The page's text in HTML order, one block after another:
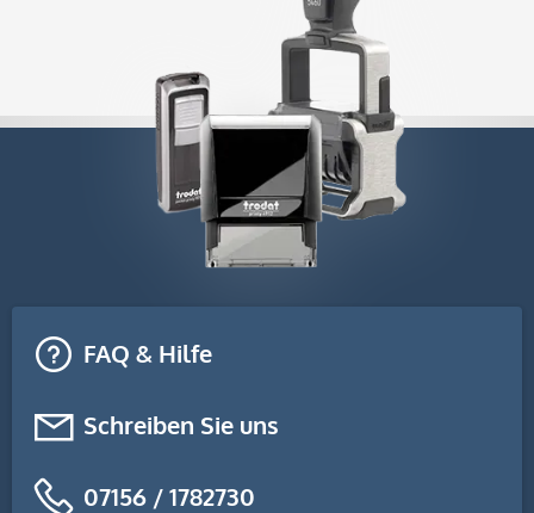
FAQ & Hilfe
Schreiben Sie uns
07156 / 1782730